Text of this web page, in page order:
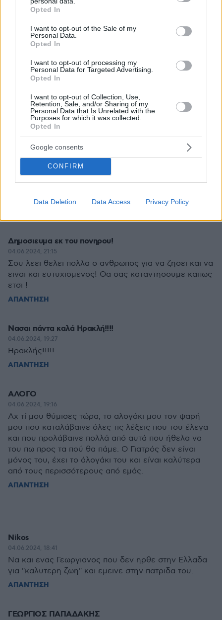
grant or deny consent to Google and its third-party tags to
use your data for below specified purposes in below Google
consent section.
Opted In
I want to opt-out of the Sale of my
Personal Data.
Opted In
I want to opt-out of processing my
Personal Data for Targeted Advertising.
Opted In
I want to opt-out of Collection, Use,
Retention, Sale, and/or Sharing of my
Personal Data that Is Unrelated with the
Purposes for which it was collected.
Opted In
Google consents
CONFIRM
Data Deletion Data Access Privacy Policy
παρεμβάσεις σε κατασκευές 80 ετών από
Μπλέ κομμουνιστές.
ΑΠΑΝΤΗΣΗ
ΣΤΕΡΓΙΟΣ ΤΡΙΑΝΤΑΦΥΛΛΟΥ
μεγαλη Ψυχη αυτος ο Γιατρος.Τι να πω αλλα?
ΑΠΑΝΤΗΣΗ
Είναι απόλαυση
04.06.2024, 21:29
τη Γεωργία
Δημοσιευμα εκ του πονηρου!
04.06.2024, 21:15
Σου λεει θελει πολλα ο ανθρωπος για να ζησει και να
ειναι και ευτυχισμενος! Θα σας καταντησουμε καπως
ετσι !
ΑΠΑΝΤΗΣΗ
Νασαι πάντα καλά Ηρακλή!!!!
04.06.2024, 19:27
Ηρακλής!!!!!
ΑΠΑΝΤΗΣΗ
ΑΛΟΓΟ
04.06.2024, 19:16
Αχ τί μου θύμισες τώρα, το αλογάκι μου τον ψαρή
μου που καταλάβαινε όλες τις λέξεις που του έλεγα
και που προλάβαινε πολλά από αυτά που ήθελα να
του πω προς τα πού θα πάμε. Ο Γιατρός δεν είναι
μόνος του, έχει το άλογάκι του και είναι καλύτερα
από τους περισσότερους από εμάς.
ΑΠΑΝΤΗΣΗ
Nikos
04.06.2024, 18:41
Να και ενας Γεωργιανος που δεν ηρθε στην Ελλαδα
για "καλυτερη ζωη" και εμεινε στην πατριδα του.
ΑΠΑΝΤΗΣΗ
ΓΕΩΡΓΙΟΣ ΠΑΠΑΔΑΚΗΣ